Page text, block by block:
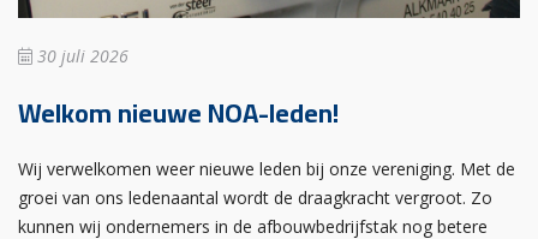
30 juli 2026
Welkom nieuwe NOA-leden!
Wij verwelkomen weer nieuwe leden bij onze vereniging. Met de
groei van ons ledenaantal wordt de draagkracht vergroot. Zo
kunnen wij ondernemers in de afbouwbedrijfstak nog betere